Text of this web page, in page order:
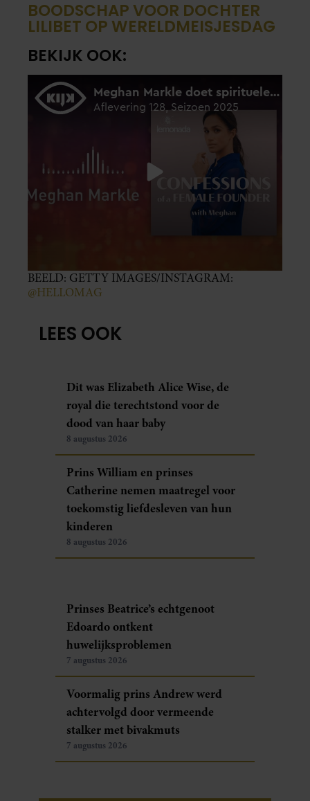
BOODSCHAP VOOR DOCHTER
LILIBET OP WERELDMEISJESDAG
BEKIJK OOK:
BEELD: GETTY IMAGES/INSTAGRAM:
@HELLOMAG
LEES OOK
Dit was Elizabeth Alice Wise, de
royal die terechtstond voor de
dood van haar baby
8 augustus 2026
Prins William en prinses
Catherine nemen maatregel voor
toekomstig liefdesleven van hun
kinderen
8 augustus 2026
Prinses Beatrice’s echtgenoot
Edoardo ontkent
huwelijksproblemen
7 augustus 2026
Voormalig prins Andrew werd
achtervolgd door vermeende
stalker met bivakmuts
7 augustus 2026